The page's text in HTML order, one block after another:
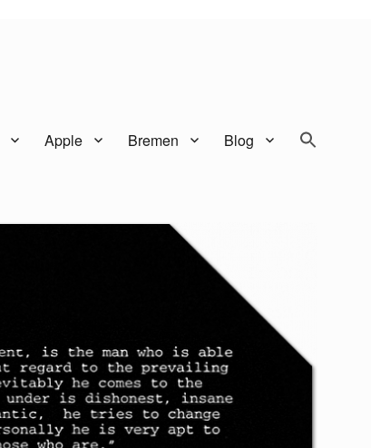
Apple Bremen Blog